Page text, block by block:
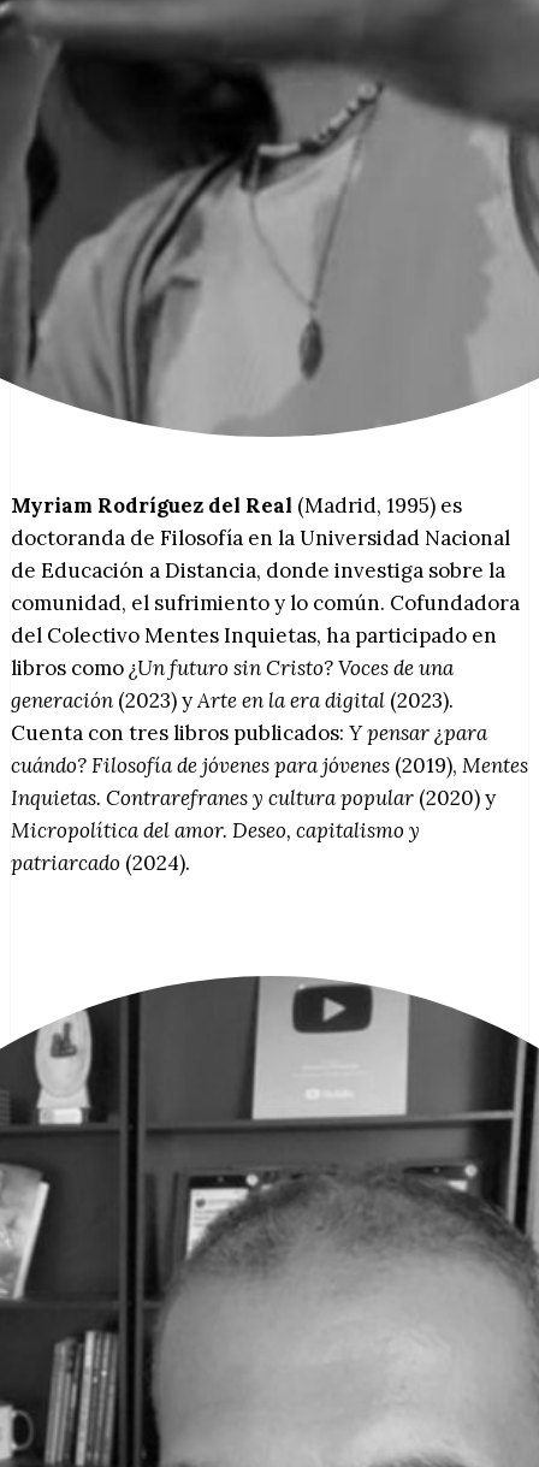
Myriam Rodríguez del Real (Madrid, 1995) es
doctoranda de Filosofía en la Universidad Nacional
de Educación a Distancia, donde investiga sobre la
comunidad, el sufrimiento y lo común. Cofundadora
del Colectivo Mentes Inquietas, ha participado en
libros como¿Un futuro sin Cristo? Voces de una
generación (2023) yArte en la era digital (2023).
Cuenta con tres libros publicados: Y pensar ¿para
cuándo? Filosofía de jóvenes para jóvenes (2019), Mentes
Inquietas. Contrarefranes y cultura popular (2020) y
Micropolítica del amor. Deseo, capitalismo y
patriarcado (2024).